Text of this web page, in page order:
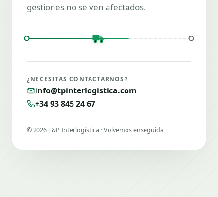
gestiones no se ven afectados.
¿NECESITAS CONTACTARNOS?
info@tpinterlogistica.com
+34 93 845 24 67
©2026T&P Interlogística · Volvemos enseguida